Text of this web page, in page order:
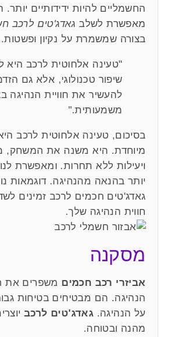
החשמליים להיות ידידותיים יותר.
מאפשרת לשלב גאדג'טים לרכב
בצורה שמשמרת על נקיון ופשטות.
"טעינה אלחוטית לרכב היא
שיפור טכנולוגי, אלא גם
להעשיר את חוויית הנהיגה
משמעותית."
בסיכום, טעינה אלחוטית לרכב היא
מיוחדת. היא משנה את המשחק,
ויעילות ללא תחרות. ומאפשרת
יותר בהנאה מהנהיגה. דוגמאות
גאדג'טים חכמים לרכב זמינים
חווית הנהיגה שלך.
מסקנה
אביזרי רכב חכמים משפרים את
הנהיגה. הם מבטיחים בטיחות
על הנהיגה. גאדג'טים לרכב
מהנה ובטוחה.